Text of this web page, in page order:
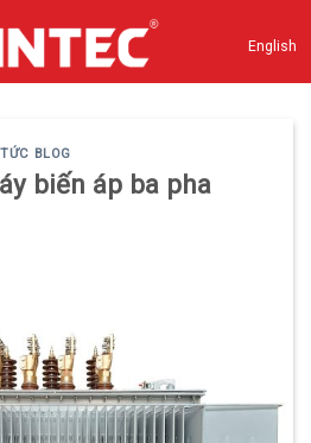
English
BLOG
biến áp ba pha